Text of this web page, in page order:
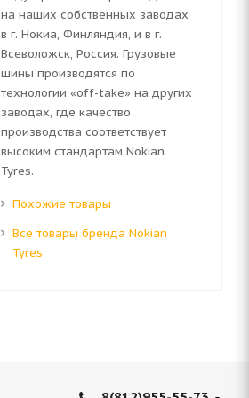
на наших собственных заводах
в г. Нокиа, Финляндия, и в г.
Всеволожск, Россия. Грузовые
шины производятся по
технологии «off-take» на других
заводах, где качество
производства соответствует
высоким стандартам Nokian
Tyres.
Похожие товары
Все товары бренда Nokian
Tyres